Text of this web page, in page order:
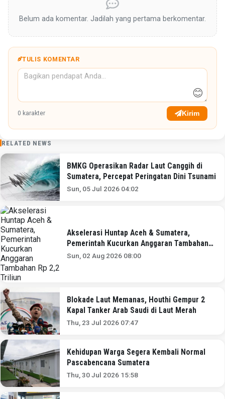
Belum ada komentar. Jadilah yang pertama berkomentar.
TULIS KOMENTAR
😊
0 karakter Kirim
RELATED NEWS
BMKG Operasikan Radar Laut Canggih di
Sumatera, Percepat Peringatan Dini Tsunami
Sun, 05 Jul 2026 04:02
Akselerasi Huntap Aceh & Sumatera,
Pemerintah Kucurkan Anggaran Tambahan
Rp 2,2 Triliun
Sun, 02 Aug 2026 08:00
Blokade Laut Memanas, Houthi Gempur 2
Kapal Tanker Arab Saudi di Laut Merah
Thu, 23 Jul 2026 07:47
Kehidupan Warga Segera Kembali Normal
Pascabencana Sumatera
Thu, 30 Jul 2026 15:58